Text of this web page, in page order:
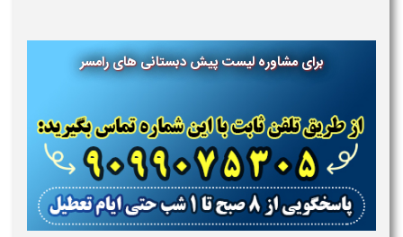
برای مشاوره لیست پیش دبستانی های رامسر